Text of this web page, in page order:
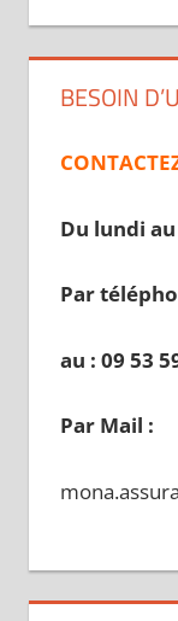
BESOIN
Du lundi
Par
au : 09 53
Par Mail :